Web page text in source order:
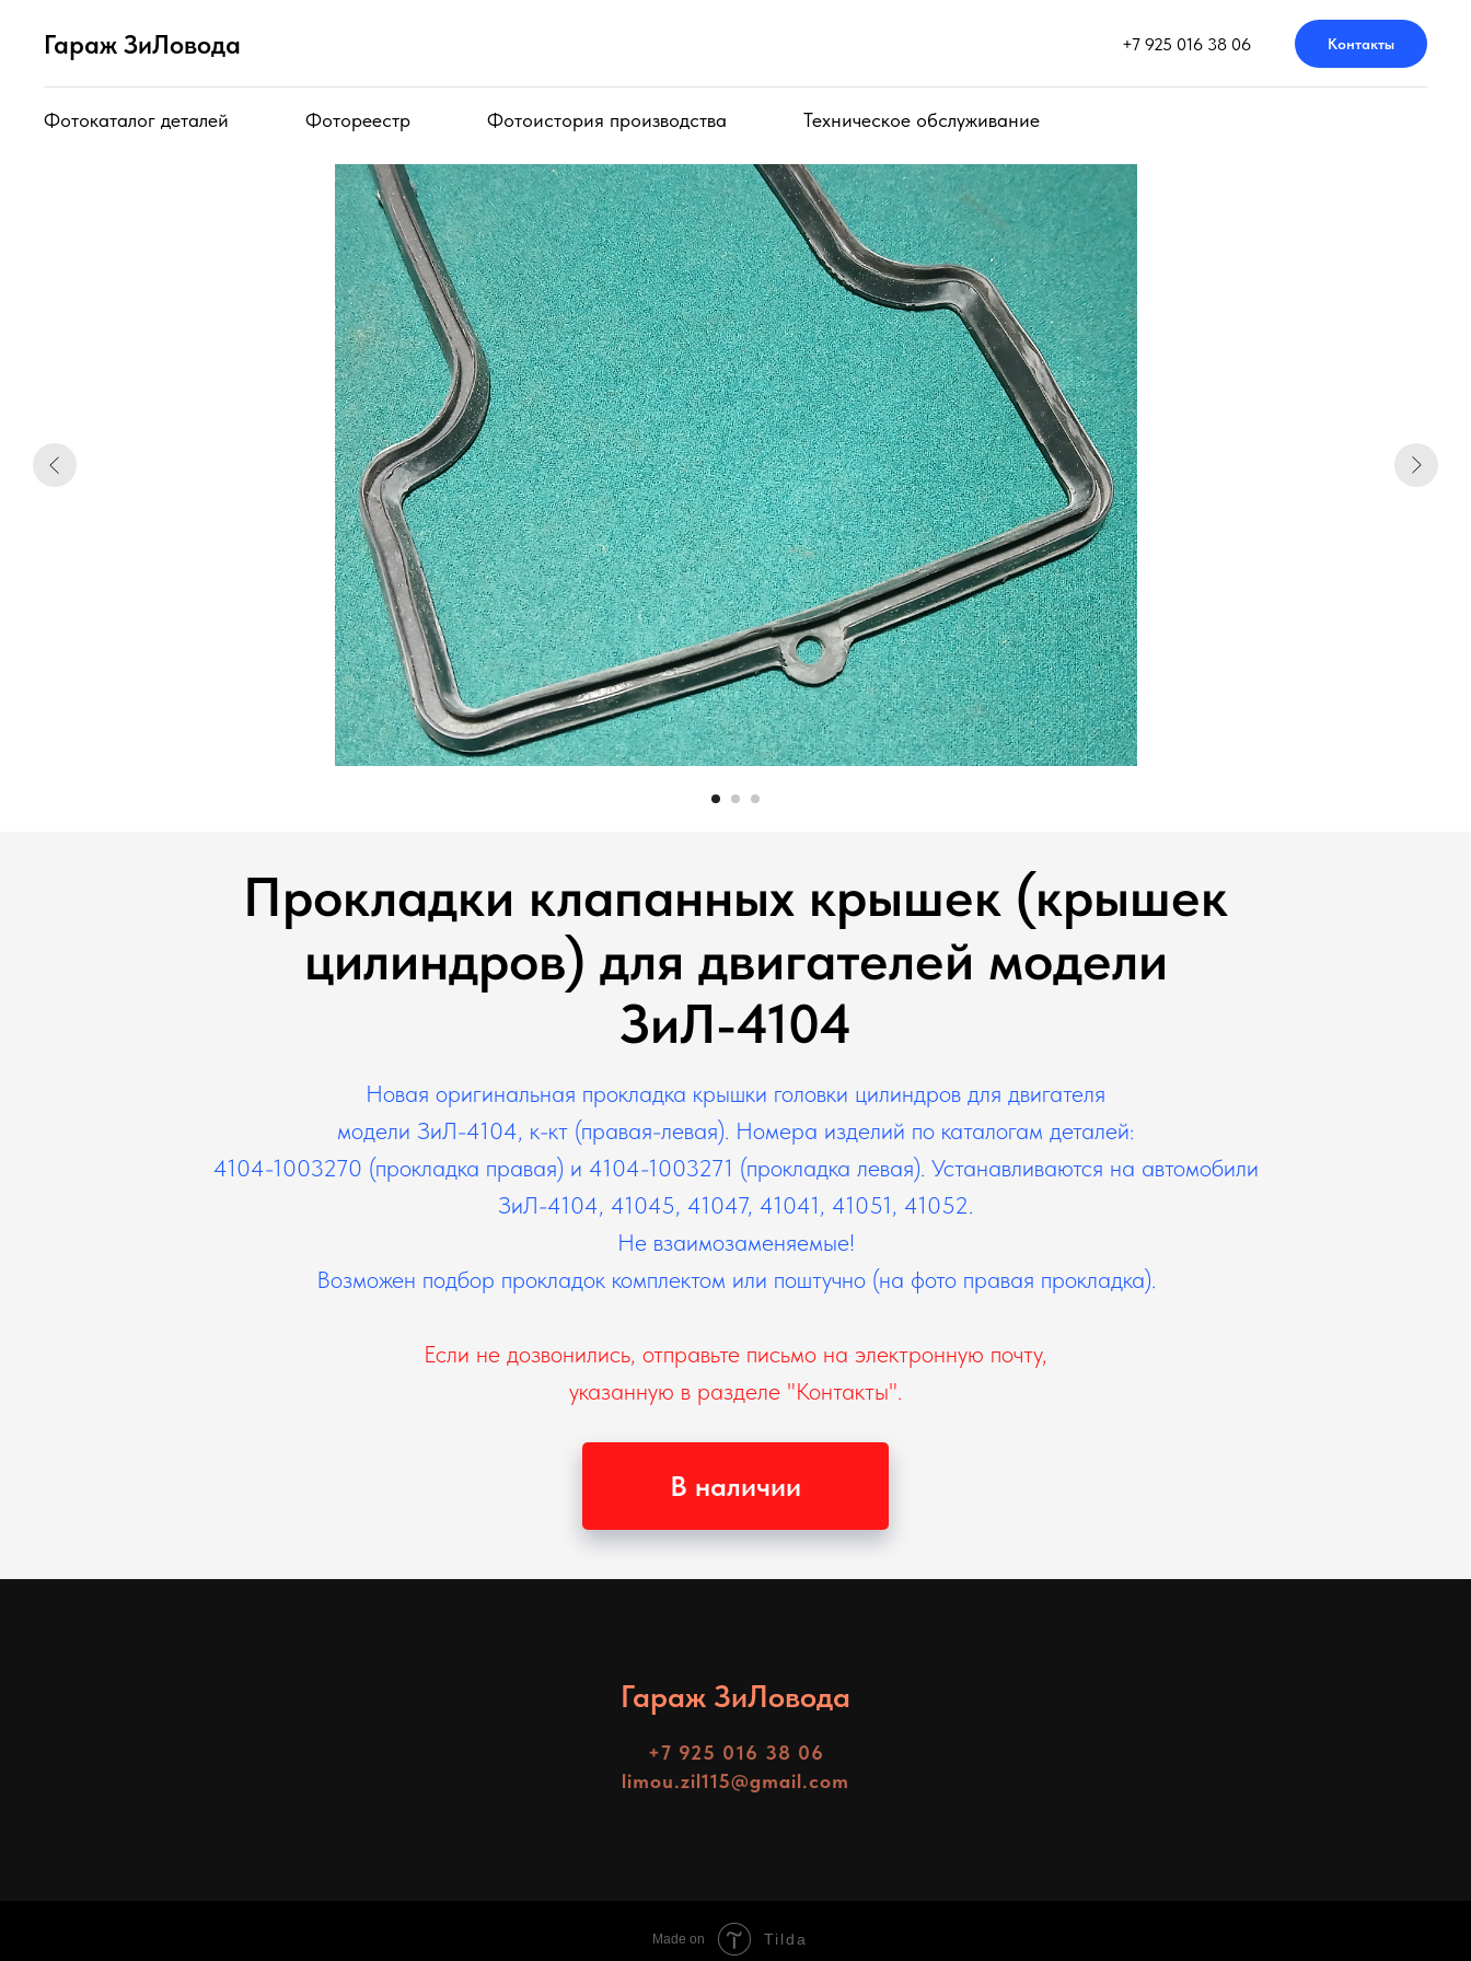
Гараж ЗиЛовода +7 925 016 38 06 Контакты
Фотокаталог деталей Фотореестр Фотоистория производства Техническое обслуживание
Прокладки клапанных крышек (крышек
цилиндров) для двигателей модели
ЗиЛ-4104
Новая оригинальная прокладка крышки головки цилиндров для двигателя
модели ЗиЛ-4104, к-кт (правая-левая). Номера изделий по каталогам деталей:
4104-1003270 (прокладка правая) и 4104-1003271 (прокладка левая). Устанавливаются на автомобили
ЗиЛ-4104, 41045, 41047, 41041, 41051, 41052.
Не взаимозаменяемые!
Возможен подбор прокладок комплектом или поштучно (на фото правая прокладка).
Если не дозвонились, отправьте письмо на электронную почту,
указанную в разделе "Контакты".
В наличии
Гараж ЗиЛовода
+7 925 016 38 06
limou.zil115@gmail.com
Made on Tilda